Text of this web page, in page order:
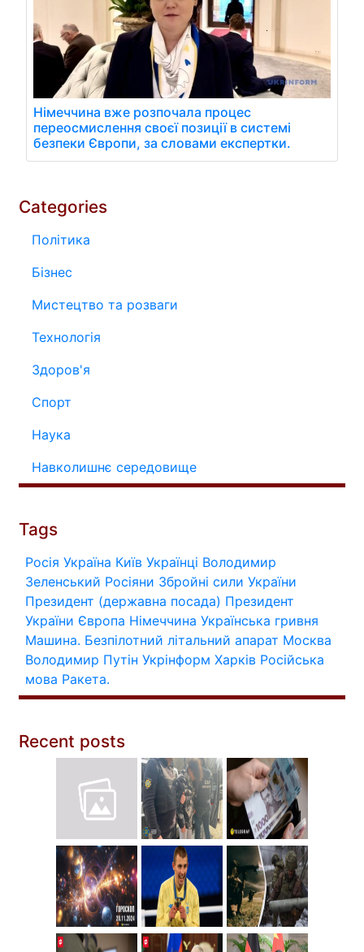
Німеччина вже розпочала процес
переосмислення своєї позиції в системі
безпеки Європи, за словами експертки.
Categories
Політика
Бізнес
Мистецтво та розваги
Технологія
Здоров'я
Спорт
Наука
Навколишнє середовище
Tags
Росія Україна Київ Українці Володимир
Зеленський Росіяни Збройні сили України
Президент (державна посада) Президент
України Європа Німеччина Українська гривня
Машина. Безпілотний літальний апарат Москва
Володимир Путін Укрінформ Харків Російська
мова Ракета.
Recent posts